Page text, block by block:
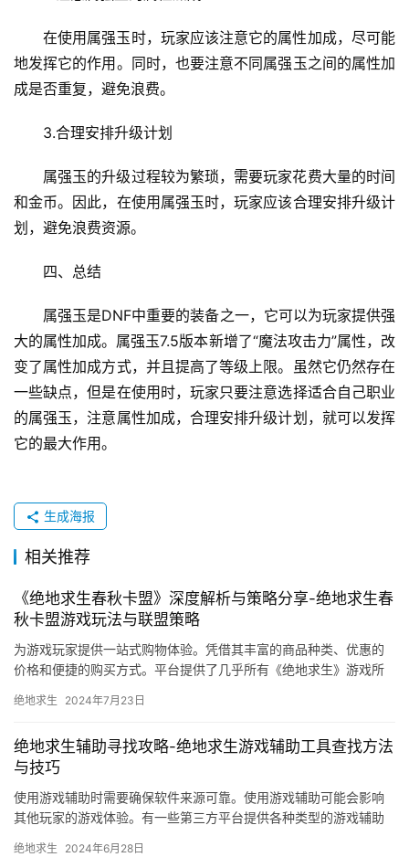
在使用属强玉时，玩家应该注意它的属性加成，尽可能
地发挥它的作用。同时，也要注意不同属强玉之间的属性加
成是否重复，避免浪费。
3.合理安排升级计划
属强玉的升级过程较为繁琐，需要玩家花费大量的时间
和金币。因此，在使用属强玉时，玩家应该合理安排升级计
划，避免浪费资源。
四、总结
属强玉是DNF中重要的装备之一，它可以为玩家提供强
大的属性加成。属强玉7.5版本新增了“魔法攻击力”属性，改
变了属性加成方式，并且提高了等级上限。虽然它仍然存在
一些缺点，但是在使用时，玩家只要注意选择适合自己职业
的属强玉，注意属性加成，合理安排升级计划，就可以发挥
它的最大作用。
生成海报
相关推荐
《绝地求生春秋卡盟》深度解析与策略分享-绝地求生春
秋卡盟游戏玩法与联盟策略
为游戏玩家提供一站式购物体验。凭借其丰富的商品种类、优惠的
价格和便捷的购买方式。平台提供了几乎所有《绝地求生》游戏所
绝地求生 2024年7月23日
绝地求生辅助寻找攻略-绝地求生游戏辅助工具查找方法
与技巧
使用游戏辅助时需要确保软件来源可靠。使用游戏辅助可能会影响
其他玩家的游戏体验。有一些第三方平台提供各种类型的游戏辅助
绝地求生 2024年6月28日